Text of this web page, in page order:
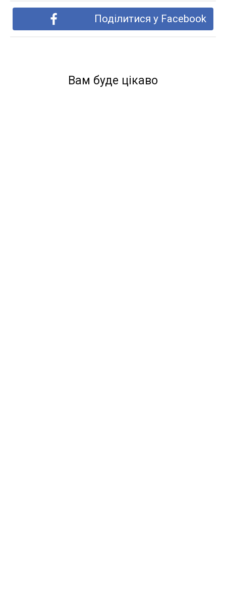
Поділитися у Facebook
Вам буде цікаво